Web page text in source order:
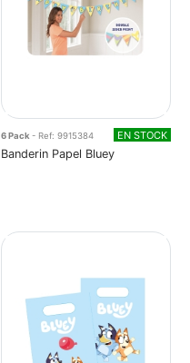
6 Pack - Ref: 9915384 EN STOCK
Banderin Papel Bluey